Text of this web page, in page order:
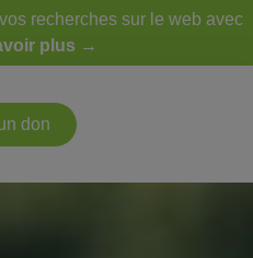
recherches sur le web avec
plus →
don